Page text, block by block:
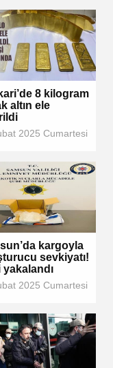
8 kilogram
altın ele
2025 Cumartesi
kargoyla
sevkiyatı!
2025 Cumartesi